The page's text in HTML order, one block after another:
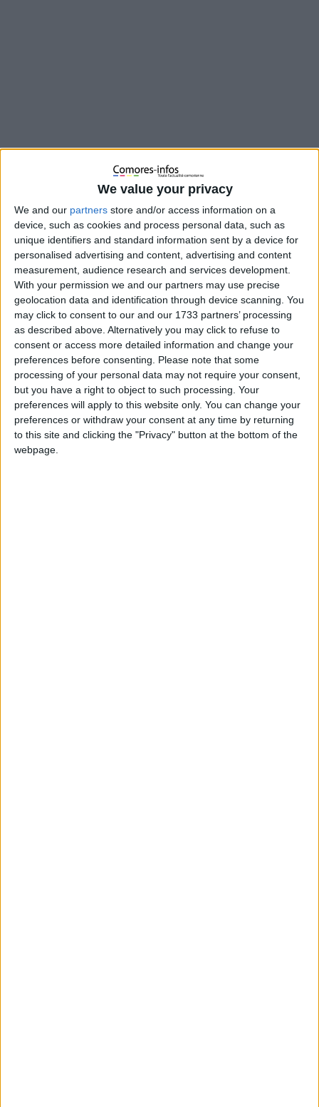
We value your privacy
We and our partners store and/or access information on a
device, such as cookies and process personal data, such as
unique identifiers and standard information sent by a device for
personalised advertising and content, advertising and content
measurement, audience research and services development.
With your permission we and our partners may use precise
geolocation data and identification through device scanning. You
may click to consent to our and our 1733 partners’ processing
as described above. Alternatively you may click to refuse to
consent or access more detailed information and change your
preferences before consenting. Please note that some
processing of your personal data may not require your consent,
but you have a right to object to such processing. Your
preferences will apply to this website only. You can change your
preferences or withdraw your consent at any time by returning
to this site and clicking the "Privacy" button at the bottom of the
webpage.
Le mardi 8 avril 2025, Hachimia Soulé, membre active du
Rassemblement des Étudiants Comoriens en Médecine à
Antananarivo (RECMA), a soutenu brillamment sa thèse de
médecine. Ancienne cheffe d’unité du Français médical des
cours de PACES et membre de la cellule d’exposé du RECMA,
elle s’est distinguée par la qualité de son travail.